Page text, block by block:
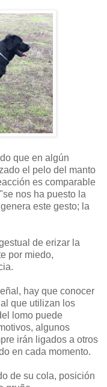
que en algún
el pelo del manto
es comparable
nos ha puesto la
este gesto; la
de erizar la
por miedo,
hay que conocer
que utilizan los
lomo puede
algunos
irán ligados a otros
en cada momento.
de su cola, posición